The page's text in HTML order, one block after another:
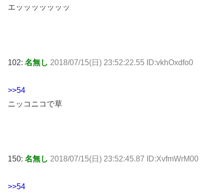
エッッッッッッッ
102: 名無し 2018/07/15(日) 23:52:22.55 ID:vkhOxdfo0
>>54
ニッコニコで草
150: 名無し 2018/07/15(日) 23:52:45.87 ID:XvfmWrM00
>>54